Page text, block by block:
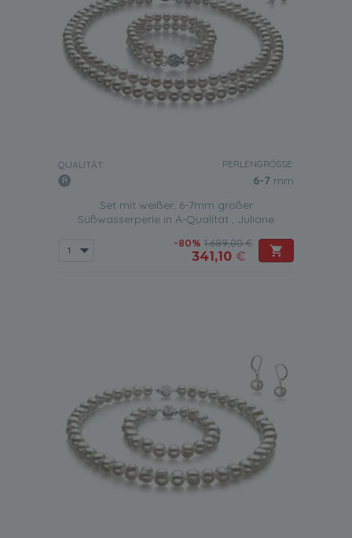
QUALITÄT: PERLENGRÖSSE:
6-7 mm
Set mit weißer, 6-7mm großer
Süßwasserperle in A-Qualität , Juliane
-80% 1.689,00 €
341,10 €